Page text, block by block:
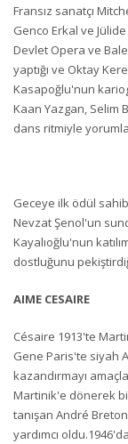
Fransız sanatçı
Genco Erkal ve
Devlet Opera ve
yaptığı ve Oktay
Kasapoğlu'nun
Kaan Yazgan, Selim
dans ritmiyle
Geceye ilk ödül
Nevzat Şenol'un
Kayalıoğlu'nun
dostluğunu
AIME CESAIRE
Césaire 1913'te
Gene Paris'te siyah
kazandırmayı
Martinik'e dönerek
tanışan André
yardımcı